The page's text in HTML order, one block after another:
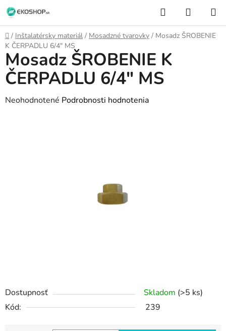
Prejsť
na
obsah
Hľadať
KOŠÍK
Domov
/ Inštalatérsky materiál / Mosadzné tvarovky / Mosadz ŠROBENIE
K ČERPADLU 6/4" MS
Dostupnosť Skladom (>5 ks)
Kód:
239
Mosadz ŠROBENIE K
ČERPADLU 6/4" MS
Priemerné
Neohodnotené Podrobnosti hodnotenia